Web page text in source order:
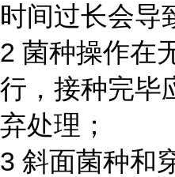
时间过长会导
2 菌种操作在
行，接种完毕
弃处理；
3 斜面菌种和